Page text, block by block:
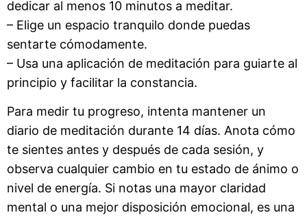
dedicar al menos 10 minutos a meditar.
– Elige un espacio tranquilo donde puedas
sentarte cómodamente.
– Usa una aplicación de meditación para guiarte al
principio y facilitar la constancia.
Para medir tu progreso, intenta mantener un
diario de meditación durante 14 días. Anota cómo
te sientes antes y después de cada sesión, y
observa cualquier cambio en tu estado de ánimo o
nivel de energía. Si notas una mayor claridad
mental o una mejor disposición emocional, es una